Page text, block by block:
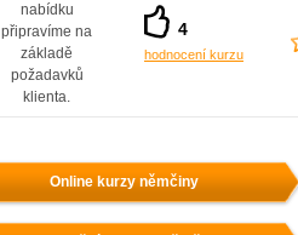
nabídku
připravíme na
základě
požadavků
klienta.
4
hodnocení kurzu
Online kurzy němčiny